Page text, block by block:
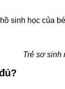
sinh học của
Trẻ sơ sinh